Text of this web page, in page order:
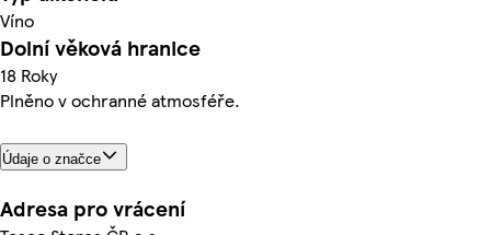
Víno
Dolní věková hranice
18 Roky
Plněno v ochranné atmosféře.
Údaje o značce
Adresa pro vrácení